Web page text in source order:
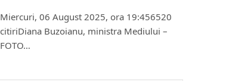
Miercuri, 06 August 2025, ora 19:456520
citiriDiana Buzoianu, ministra Mediului –
FOTO…